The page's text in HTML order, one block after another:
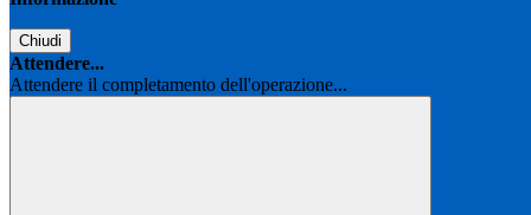
Chiudi
Attendere...
Attendere il completamento dell'operazione...